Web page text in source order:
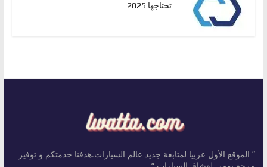
تحتاجها 2025
” الموقع الأول عربيا لمتابعة جديد عالم السيارات.هدفنا خدمتكم و توفير